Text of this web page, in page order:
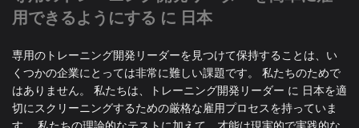
用できるようにする に 日本
専用のトレーニング開発リーダーを見つけて保持することは、い
くつかの企業にとっては非常に難しい課題です。 私たちのためで
はありません。 私たちは、トレーニング開発リーダー に 日本を適
切にスクリーニングするための厳格な雇用プロセスを持っていま